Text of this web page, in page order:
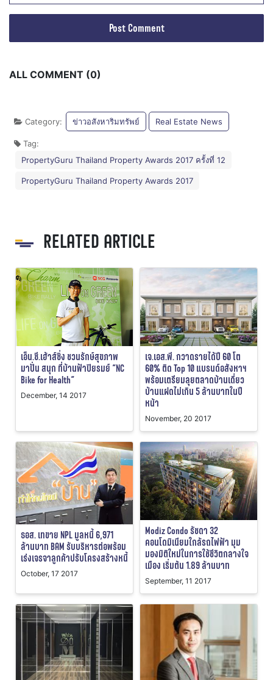
ALL COMMENT (0)
Category: ข่าวอสังหาริมทรัพย์ Real Estate News
Tag:
PropertyGuru Thailand Property Awards 2017 ครั้งที่ 12
PropertyGuru Thailand Property Awards 2017
RELATED ARTICLE
เอ็น.ซี.เฮ้าส์ซิ่ง ชวนรักษ์สุขภาพ
มาปั่น สนุก ที่บ้านฟ้าปิยรมย์ “NC
Bike for Health“
December, 14 2017
เจ.เอส.พี. กวาดรายได้ปี 60 โต
60% ติด Top 10 แบรนด์อสังหาฯ
พร้อมเตรียมลุยตลาดบ้านเดี่ยว
บ้านแฝดไม่เกิน 5 ล้านบาทในปี
หน้า
November, 20 2017
ธอส. เทขาย NPL มูลหนี้ 6,971
ล้านบาท BAM รับบริหารต่อพร้อม
เร่งเจรจาลูกค้าปรับโครงสร้างหนี้
October, 17 2017
Modiz Condo รัชดา 32
คอนโดมิเนียมใกล้รถไฟฟ้า มุม
มองมิติใหม่ในการใช้ชีวิตกลางใจ
เมือง เริ่มต้น 1.89 ล้านบาท
September, 11 2017